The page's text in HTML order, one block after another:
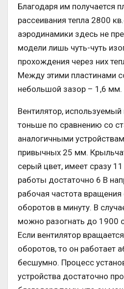
Благодаря им получается
рассеивания тепла 2800
аэродинамики здесь не
модели лишь чуть-чуть
прохождения через них
Между этими пластинами
небольшой зазор – 1,6 мм.
Вентилятор,
тоньше по сравнению со
аналогичными
привычных 25 мм.
серый цвет, имеет сразу
работы достаточно 6 В
рабочая частота вращения
оборотов в минуту. В
можно разогнать до 1900
Если вентилятор
оборотов, то он работает
бесшумно. Процесс
устройства достаточно